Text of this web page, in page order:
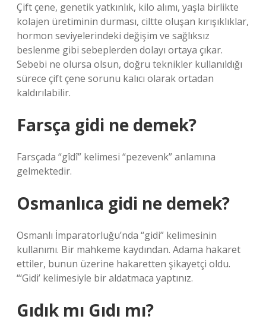
Çift çene, genetik yatkınlık, kilo alımı, yaşla birlikte
kolajen üretiminin durması, ciltte oluşan kırışıklıklar,
hormon seviyelerindeki değişim ve sağlıksız
beslenme gibi sebeplerden dolayı ortaya çıkar.
Sebebi ne olursa olsun, doğru teknikler kullanıldığı
sürece çift çene sorunu kalıcı olarak ortadan
kaldırılabilir.
Farsça gidi ne demek?
Farsçada “gîdî” kelimesi “pezevenk” anlamına
gelmektedir.
Osmanlıca gidi ne demek?
Osmanlı İmparatorluğu’nda “gidi” kelimesinin
kullanımı. Bir mahkeme kaydından. Adama hakaret
ettiler, bunun üzerine hakaretten şikayetçi oldu.
“‘Gidi’ kelimesiyle bir aldatmaca yaptınız.
Gıdık mı Gıdı mı?